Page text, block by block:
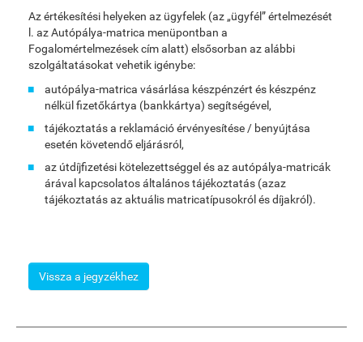
Az értékesítési helyeken az ügyfelek (az „ügyfél” értelmezését
l. az Autópálya-matrica menüpontban a
Fogalomértelmezések cím alatt) elsősorban az alábbi
szolgáltatásokat vehetik igénybe:
autópálya-matrica vásárlása készpénzért és készpénz
nélkül fizetőkártya (bankkártya) segítségével,
tájékoztatás a reklamáció érvényesítése / benyújtása
esetén követendő eljárásról,
az útdíjfizetési kötelezettséggel és az autópálya-matricák
árával kapcsolatos általános tájékoztatás (azaz
tájékoztatás az aktuális matricatípusokról és díjakról).
Vissza a jegyzékhez